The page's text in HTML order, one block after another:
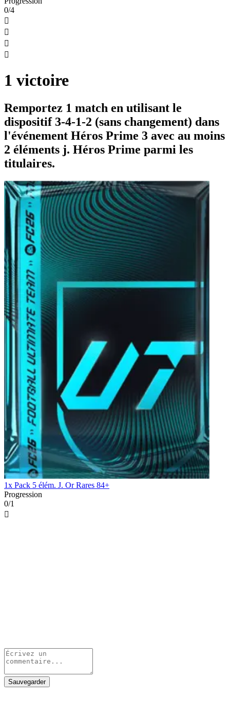
0/4




1 victoire
Remportez 1 match en utilisant le
dispositif 3-4-1-2 (sans changement) dans
l'événement Héros Prime 3 avec au moins
2 éléments j. Héros Prime parmi les
titulaires.
1x Pack 5 élém. J. Or Rares 84+
Progression
0/1

Sauvegarder